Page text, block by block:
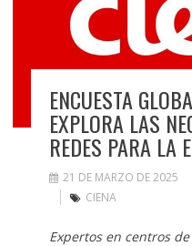
ENCUESTA
EXPLORA LAS
REDES PARA LA
21 DE MARZO DE 2025
CIENA
Expertos en centros